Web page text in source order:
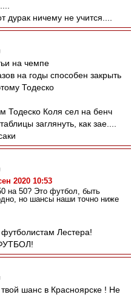
дурак ничему не учится....
на чемпе
на годы способен закрыть
Тодеско
Тодеско Коля сел на бенч
заглянуть, как зае....
2020 10:53
на 50? Это футбол, быть
но шансы наши точно ниже
футболистам Лестера!
шанс в Красноярске ! Не